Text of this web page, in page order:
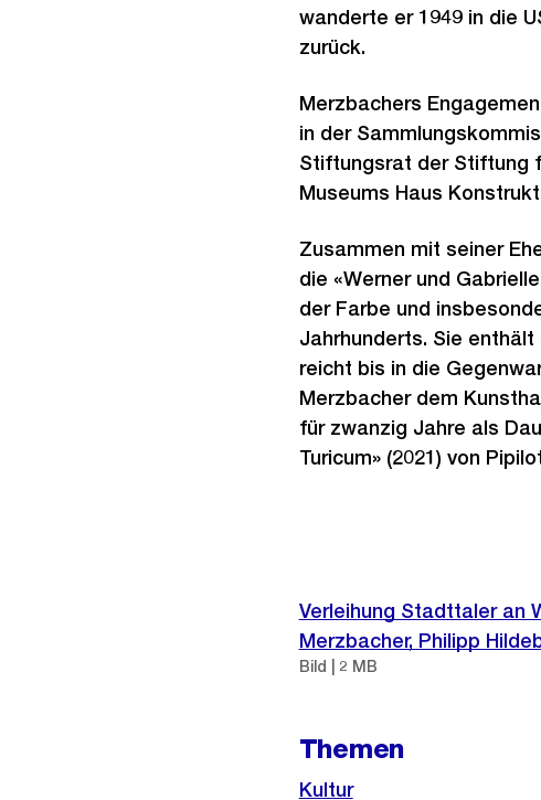
wanderte er 1949 in die
zurück.
Merzbachers
in der
Stiftungsrat der Stiftung
Museums Haus
Zusammen mit seiner
die «Werner und
der Farbe und
Jahrhunderts. Sie
reicht bis in die
Merzbacher dem
für zwanzig Jahre als
Turicum» (2021) von
Verleihung Stadttaler an
Merzbacher, Philipp
Bild | 2 MB
Themen
Kultur